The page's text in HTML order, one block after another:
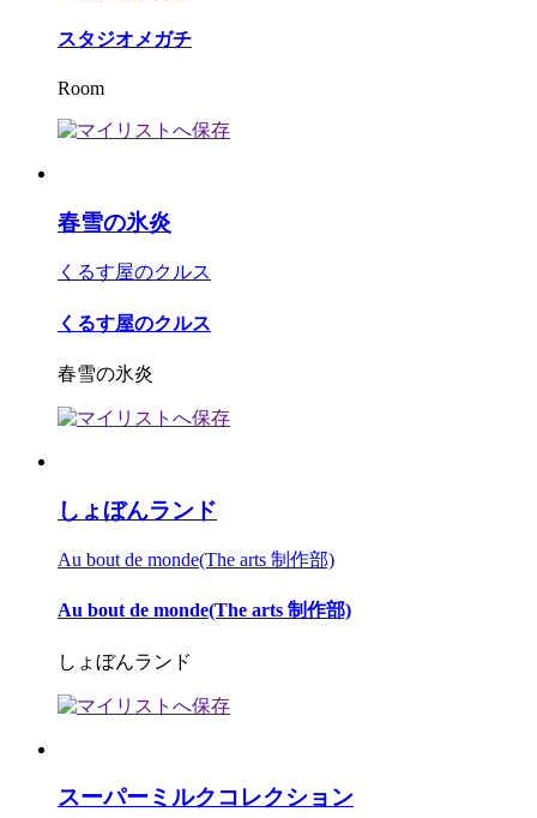
スタジオメガチ
Room
春雪の氷炎
くるす屋のクルス
くるす屋のクルス
春雪の氷炎
しょぼんランド
Au bout de monde(The arts 制作部)
Au bout de monde(The arts 制作部)
しょぼんランド
スーパーミルクコレクション